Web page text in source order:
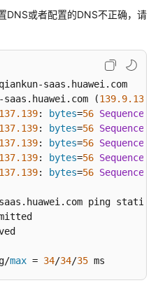
DNS或者配置的DNS不正确，请
saas.huawei.com
(
139.9.137
.139: bytes=56 Sequence
.139: bytes=56 Sequence
.139: bytes=56 Sequence
.139: bytes=56 Sequence
.139: bytes=56 Sequence
ping
max = 34/34/35 ms